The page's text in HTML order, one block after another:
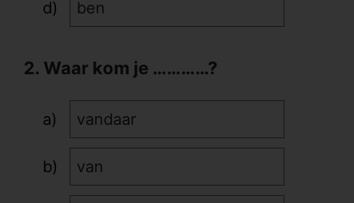
ben
2. Waar kom je …………?
vandaar
van